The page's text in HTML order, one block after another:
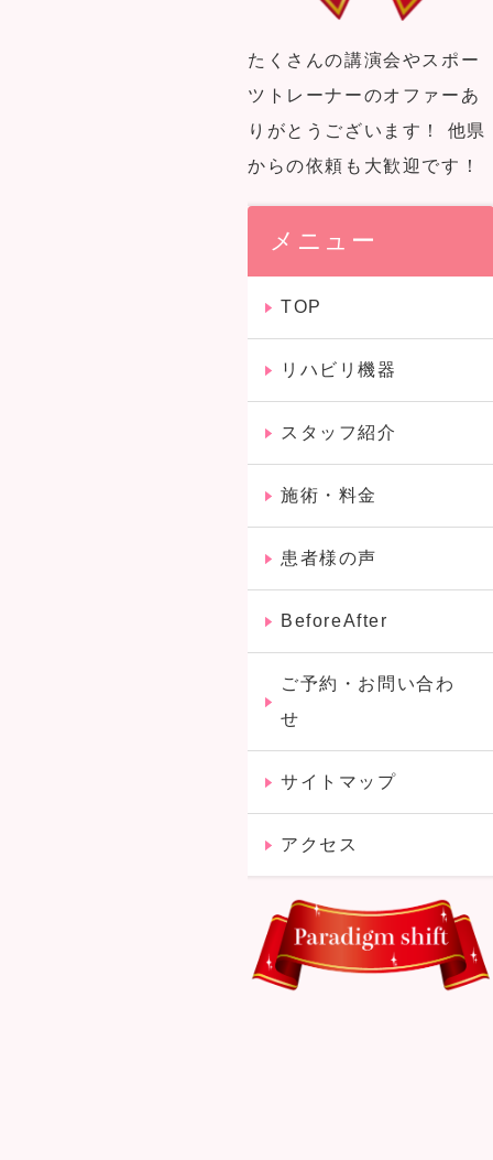
たくさんの講演会やスポー
ツトレーナーのオファーあ
りがとうございます！ 他県
からの依頼も大歓迎です！
メニュー
TOP
リハビリ機器
スタッフ紹介
施術・料金
患者様の声
BeforeAfter
ご予約・お問い合わ
せ
サイトマップ
アクセス